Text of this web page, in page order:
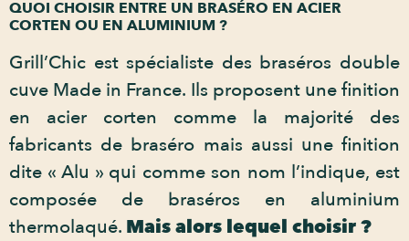
QUOI CHOISIR ENTRE UN BRASÉRO EN ACIER
CORTEN OU EN ALUMINIUM ?
Grill’Chic est spécialiste des braséros double
cuve Made in France. Ils proposent une finition
en acier corten comme la majorité des
fabricants de braséro mais aussi une finition
dite « Alu » qui comme son nom l’indique, est
composée de braséros en aluminium
thermolaqué. Mais alors lequel choisir ?